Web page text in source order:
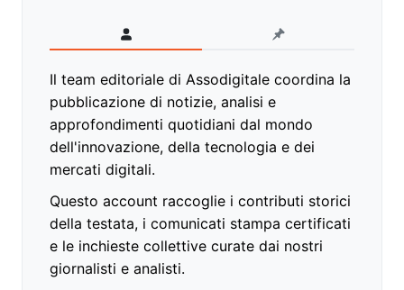
Il team editoriale di Assodigitale coordina la
pubblicazione di notizie, analisi e
approfondimenti quotidiani dal mondo
dell'innovazione, della tecnologia e dei
mercati digitali.
Questo account raccoglie i contributi storici
della testata, i comunicati stampa certificati
e le inchieste collettive curate dai nostri
giornalisti e analisti.